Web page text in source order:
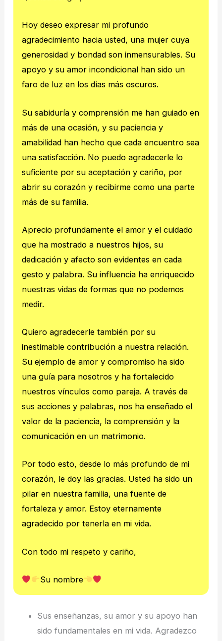
Hoy deseo expresar mi profundo
agradecimiento hacia usted, una mujer cuya
generosidad y bondad son inmensurables. Su
apoyo y su amor incondicional han sido un
faro de luz en los días más oscuros.
Su sabiduría y comprensión me han guiado en
más de una ocasión, y su paciencia y
amabilidad han hecho que cada encuentro sea
una satisfacción. No puedo agradecerle lo
suficiente por su aceptación y cariño, por
abrir su corazón y recibirme como una parte
más de su familia.
Aprecio profundamente el amor y el cuidado
que ha mostrado a nuestros hijos, su
dedicación y afecto son evidentes en cada
gesto y palabra. Su influencia ha enriquecido
nuestras vidas de formas que no podemos
medir.
Quiero agradecerle también por su
inestimable contribución a nuestra relación.
Su ejemplo de amor y compromiso ha sido
una guía para nosotros y ha fortalecido
nuestros vínculos como pareja. A través de
sus acciones y palabras, nos ha enseñado el
valor de la paciencia, la comprensión y la
comunicación en un matrimonio.
Por todo esto, desde lo más profundo de mi
corazón, le doy las gracias. Usted ha sido un
pilar en nuestra familia, una fuente de
fortaleza y amor. Estoy eternamente
agradecido por tenerla en mi vida.
Con todo mi respeto y cariño,
Su nombre
Sus enseñanzas, su amor y su apoyo han
sido fundamentales en mi vida. Agradezco